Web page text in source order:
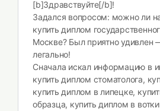
[b]Здравствуйте[/b]!
Задался вопросом: можно ли
купить диплом
Москве? Был приятно удивлен
легально!
Сначала искал информацию в
купить диплом стоматолога,
купить диплом в липецке,
образца, купить диплом в